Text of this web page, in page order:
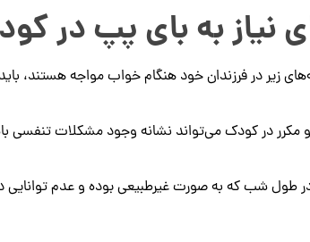
نیاز به بای پپ در
زیر در فرزندان خود هنگام خواب مواجه‌ هستند،
مکرر در کودک می‌تواند نشانه وجود مشکلات تنفسی
طول شب که به صورت غیرطبیعی بوده و عدم توانایی